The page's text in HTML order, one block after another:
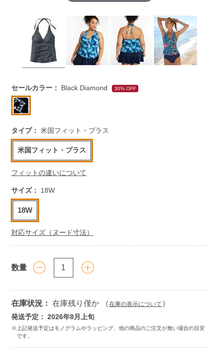
https://www.llbean.co.jp/womens/activewear/swimwear/g/
セールカラー： Black Diamond 30% OFF
タイプ： 米国フィット・プラス
米国フィット・プラス
フィットの違いについて
サイズ： 18W
18W
対応サイズ（ヌード寸法）
数量
在庫状況： 在庫残り僅か （在庫の表示について ）
発送予定： 2026年8月上旬